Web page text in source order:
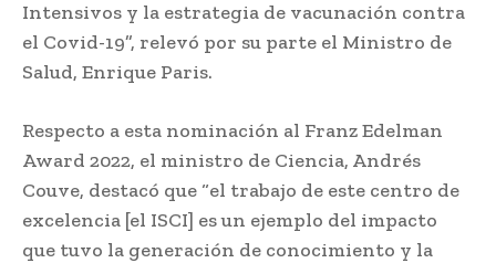
Intensivos y la estrategia de vacunación contra
el Covid-19”, relevó por su parte el Ministro de
Salud, Enrique Paris.
Respecto a esta nominación al Franz Edelman
Award 2022, el ministro de Ciencia, Andrés
Couve, destacó que “el trabajo de este centro de
excelencia [el ISCI] es un ejemplo del impacto
que tuvo la generación de conocimiento y la